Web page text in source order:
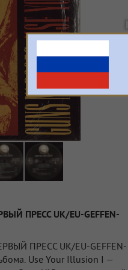
ПРЕСС UK/EU-GEFFEN-
ПРЕСС UK/EU-GEFFEN-
Use Your Illusion I —